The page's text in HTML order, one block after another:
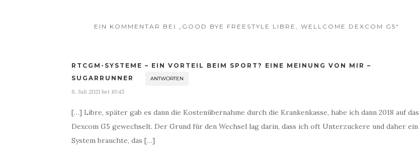
EIN KOMMENTAR BEI „GOOD BYE FREESTYLE LIBRE, WELLCOME DEXCOM G5“
RTCGM-SYSTEME – EIN VORTEIL BEIM SPORT? EINE MEINUNG VON MIR –
SUGARRUNNER
ANTWORTEN
8. Juli 2021 bei 10:45
[…] Libre, später gab es dann die Kostenübernahme durch die Krankenkasse, habe ich dann 2018 auf das
Dexcom G5 gewechselt. Der Grund für den Wechsel lag darin, dass ich oft Unterzuckere und daher ein
System brauchte, das […]